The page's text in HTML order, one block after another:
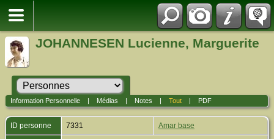
JOHANNESEN Lucienne, Marguerite
Information Personnelle| Médias Notes Tout| PDF
ID personne 7331 Amar base